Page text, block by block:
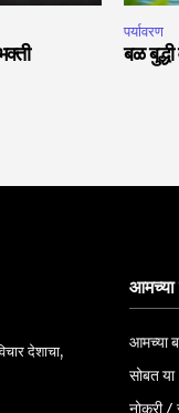
पर्यावरण
बळ
देशाचा,
आमच्या
आमच्या
सोबत या